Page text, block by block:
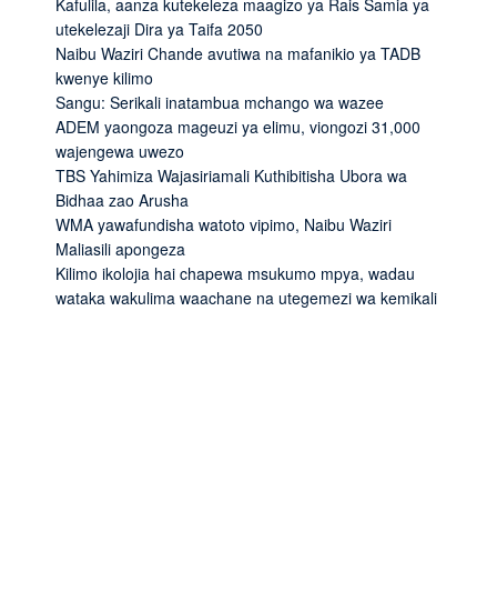
utekelezaji Dira ya Taifa 2050
Naibu Waziri Chande avutiwa na mafanikio ya TADB
kwenye kilimo
Sangu: Serikali inatambua mchango wa wazee
ADEM yaongoza mageuzi ya elimu, viongozi 31,000
wajengewa uwezo
TBS Yahimiza Wajasiriamali Kuthibitisha Ubora wa
Bidhaa zao Arusha
WMA yawafundisha watoto vipimo, Naibu Waziri
Maliasili apongeza
Kilimo ikolojia hai chapewa msukumo mpya, wadau
wataka wakulima waachane na utegemezi wa kemikali